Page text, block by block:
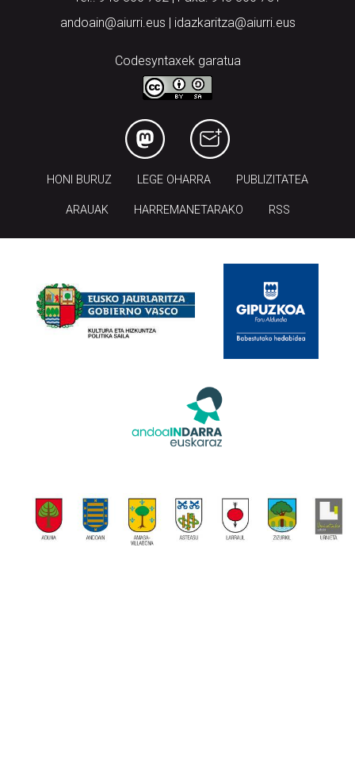
andoain@aiurri.eus | idazkaritza@aiurri.eus
Codesyntaxek garatua
HONI BURUZ LEGE OHARRA PUBLIZITATEA
ARAUAK HARREMANETARAKO RSS